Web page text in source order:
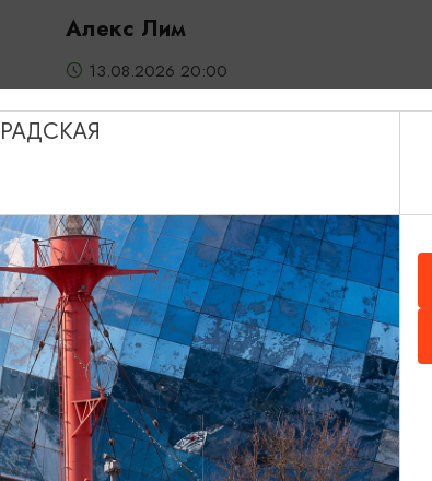
Алекс Лим
13.08.2026 20:00
ДЕТЯМ